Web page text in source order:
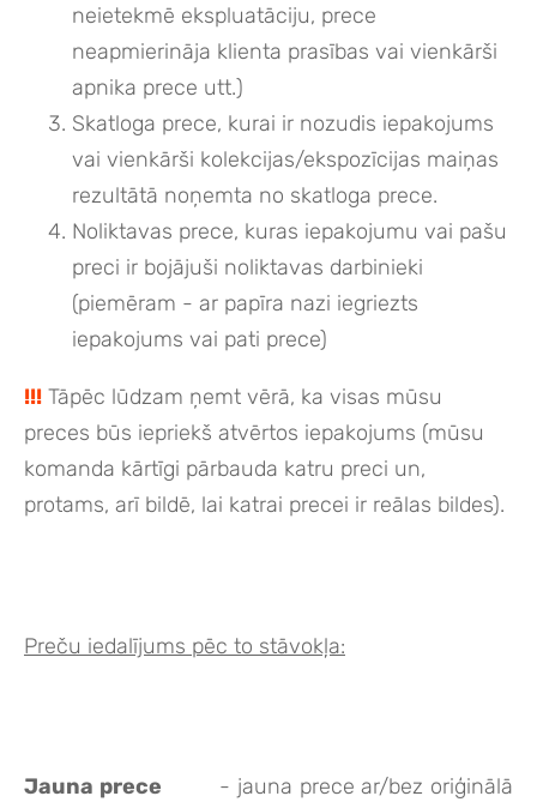
neietekmē ekspluatāciju, prece
neapmierināja klienta prasības vai vienkārši
apnika prece utt.)
Skatloga prece, kurai ir nozudis iepakojums
vai vienkārši kolekcijas/ekspozīcijas maiņas
rezultātā noņemta no skatloga prece.
Noliktavas prece, kuras iepakojumu vai pašu
preci ir bojājuši noliktavas darbinieki
(piemēram - ar papīra nazi iegriezts
iepakojums vai pati prece)
!!! Tāpēc lūdzam ņemt vērā, ka visas mūsu
preces būs iepriekš atvērtos iepakojums (mūsu
komanda kārtīgi pārbauda katru preci un,
protams, arī bildē, lai katrai precei ir reālas bildes).
Preču iedalījums pēc to stāvokļa:
Jauna prece
- jauna prece ar/bez oriģinālā